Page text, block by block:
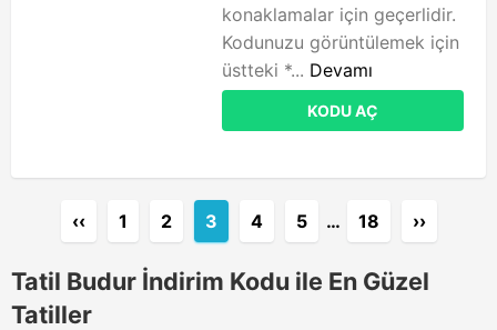
konaklamalar için geçerlidir.
Kodunuzu görüntülemek için
üstteki *... Devamı
KODU AÇ
‹‹ 1 2 3 4 5 … 18 ››
Tatil Budur İndirim Kodu ile En Güzel
Tatiller